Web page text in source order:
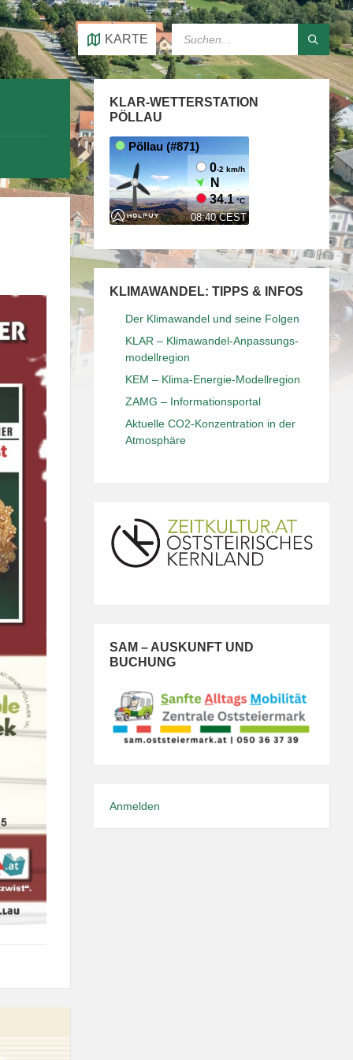
KARTE
SEARCH:
KLAR-WETTERSTATION
PÖLLAU
KLIMAWANDEL: TIPPS & INFOS
Der Klimawandel und seine Folgen
KLAR – Klimawandel-Anpassungs-
modellregion
KEM – Klima-Energie-Modellregion
ZAMG – Informationsportal
Aktuelle CO2-Konzentration in der
Atmosphäre
SAM – AUSKUNFT UND
BUCHUNG
Anmelden